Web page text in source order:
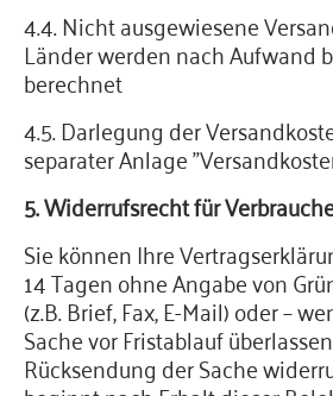
4.4. Nicht ausgewiesene
Länder werden nach Aufwand
berechnet
4.5. Darlegung der
separater Anlage
5. Widerrufsrecht für
Sie können Ihre
14 Tagen ohne Angabe von
(z.B. Brief, Fax, E-Mail) oder –
Sache vor Fristablauf
Rücksendung der Sache